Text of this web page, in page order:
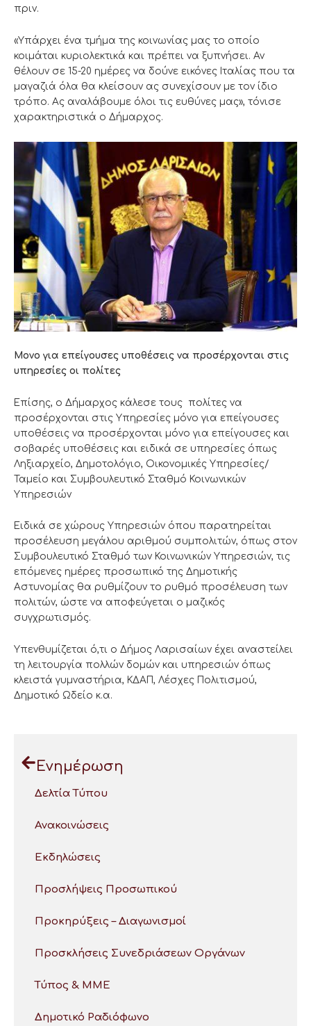
πριν.
«Υπάρχει ένα τμήμα της κοινωνίας μας το οποίο
κοιμάται κυριολεκτικά και πρέπει να ξυπνήσει. Αν
θέλουν σε 15-20 ημέρες να δούνε εικόνες Ιταλίας που τα
μαγαζιά όλα θα κλείσουν ας συνεχίσουν με τον ίδιο
τρόπο. Ας αναλάβουμε όλοι τις ευθύνες μας», τόνισε
χαρακτηριστικά ο Δήμαρχος.
Μονο για επείγουσες υποθέσεις να προσέρχονται στις
υπηρεσίες οι πολίτες
Επίσης, ο Δήμαρχος κάλεσε τους πολίτες να
προσέρχονται στις Υπηρεσίες μόνο για επείγουσες
υποθέσεις να προσέρχονται μόνο για επείγουσες και
σοβαρές υποθέσεις και ειδικά σε υπηρεσίες όπως
Ληξιαρχείο, Δημοτολόγιο, Οικονομικές Υπηρεσίες/
Ταμείο και Συμβουλευτικό Σταθμό Κοινωνικών
Υπηρεσιών
Ειδικά σε χώρους Υπηρεσιών όπου παρατηρείται
προσέλευση μεγάλου αριθμού συμπολιτών, όπως στον
Συμβουλευτικό Σταθμό των Κοινωνικών Υπηρεσιών, τις
επόμενες ημέρες προσωπικό της Δημοτικής
Αστυνομίας θα ρυθμίζουν το ρυθμό προσέλευση των
πολιτών, ώστε να αποφεύγεται ο μαζικός
συγχρωτισμός.
Υπενθυμίζεται ό,τι ο Δήμος Λαρισαίων έχει αναστείλει
τη λειτουργία πολλών δομών και υπηρεσιών όπως
κλειστά γυμναστήρια, ΚΔΑΠ, Λέσχες Πολιτισμού,
Δημοτικό Ωδείο κ.α.
Ενημέρωση
Δελτία Τύπου
Ανακοινώσεις
Εκδηλώσεις
Προσλήψεις Προσωπικού
Προκηρύξεις – Διαγωνισμοί
Προσκλήσεις Συνεδριάσεων Οργάνων
Τύπος & ΜΜΕ
Δημοτικό Ραδιόφωνο